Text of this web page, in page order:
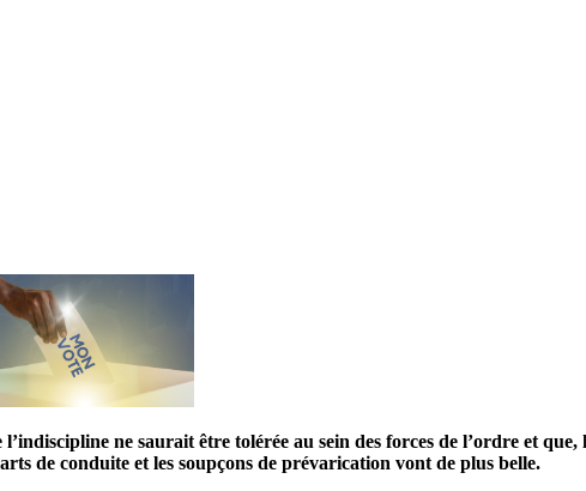
ne saurait être tolérée au sein des forces de l’ordre et
de conduite et les soupçons de prévarication vont de plus belle.